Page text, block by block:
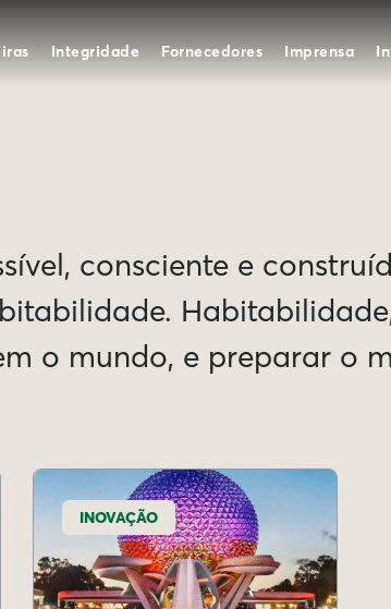
Integridade Fornecedores Imprensa
consciente e
o mundo, e preparar o
INOVAÇÃO